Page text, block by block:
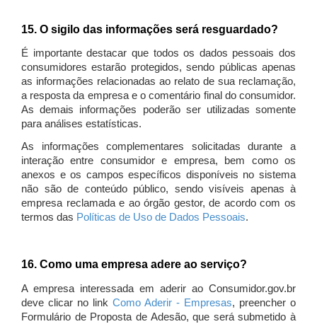
15. O sigilo das informações será resguardado?
É importante destacar que todos os dados pessoais dos
consumidores estarão protegidos, sendo públicas apenas
as informações relacionadas ao relato de sua reclamação,
a resposta da empresa e o comentário final do consumidor.
As demais informações poderão ser utilizadas somente
para análises estatísticas.
As informações complementares solicitadas durante a
interação entre consumidor e empresa, bem como os
anexos e os campos específicos disponíveis no sistema
não são de conteúdo público, sendo visíveis apenas à
empresa reclamada e ao órgão gestor, de acordo com os
termos das Políticas de Uso de Dados Pessoais.
16. Como uma empresa adere ao serviço?
A empresa interessada em aderir ao Consumidor.gov.br
deve clicar no link Como Aderir - Empresas, preencher o
Formulário de Proposta de Adesão, que será submetido à